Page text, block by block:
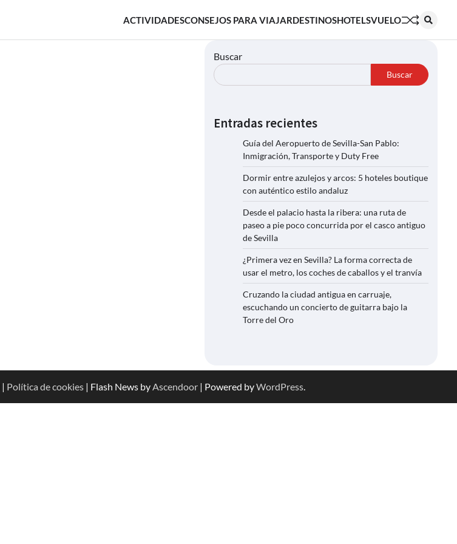
ACTIVIDADESCONSEJOS PARA VIAJARDESTINOSHOTELSVUELO
Buscar
Buscar
Entradas recientes
Guía del Aeropuerto de Sevilla-San Pablo:
Inmigración, Transporte y Duty Free
Dormir entre azulejos y arcos: 5 hoteles boutique
con auténtico estilo andaluz
Desde el palacio hasta la ribera: una ruta de
paseo a pie poco concurrida por el casco antiguo
de Sevilla
¿Primera vez en Sevilla? La forma correcta de
usar el metro, los coches de caballos y el tranvía
Cruzando la ciudad antigua en carruaje,
escuchando un concierto de guitarra bajo la
Torre del Oro
| Política de cookies| Flash News byAscendoor| Powered byWordPress.